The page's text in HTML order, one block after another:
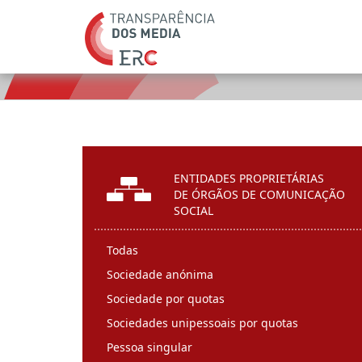
ENTIDADES PROPRIETÁRIAS
DE ÓRGÃOS DE COMUNICAÇÃO
SOCIAL
Todas
Sociedade anónima
Sociedade por quotas
Sociedades unipessoais por quotas
Pessoa singular